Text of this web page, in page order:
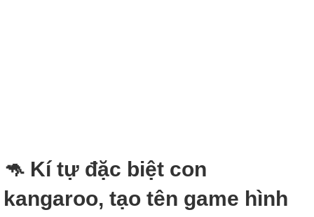
🦘 Kí tự đặc biệt con
kangaroo, tạo tên game hình